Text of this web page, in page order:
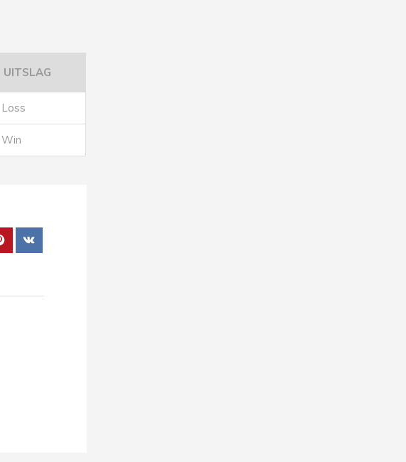
UITSLAG
Loss
Win